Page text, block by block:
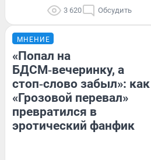
3 620 Обсудить
МНЕНИЕ
«Попал на
БДСМ‑вечеринку, а
стоп‑слово забыл»: как
«Грозовой перевал»
превратился в
эротический фанфик